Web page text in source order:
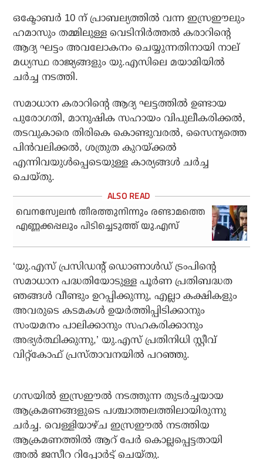
ഒക്ടോബർ 10 ന് പ്രാബല്യത്തിൽ വന്ന ഇസ്രഈലും
ഹമാസും തമ്മിലുള്ള വെടിനിർത്തൽ കരാറിന്റെ
ആദ്യ ഘട്ടം അവലോകനം ചെയ്യുന്നതിനായി നാല്
മധ്യസ്ഥ രാജ്യങ്ങളും യു.എസിലെ മയാമിയിൽ
ചർച്ച നടത്തി.
സമാധാന കരാറിന്റെ ആദ്യ ഘട്ടത്തിൽ ഉണ്ടായ
പുരോഗതി, മാനുഷിക സഹായം വിപുലീകരിക്കൽ,
തടവുകാരെ തിരികെ കൊണ്ടുവരൽ, സൈന്യത്തെ
പിൻവലിക്കൽ, ശത്രുത കുറയ്ക്കൽ
എന്നിവയുൾപ്പെടെയുള്ള കാര്യങ്ങൾ ചർച്ച
ചെയ്തു.
വെനസ്വേലൻ തീരത്തുനിന്നും രണ്ടാമത്തെ
എണ്ണക്കപ്പലും പിടിച്ചെടുത്ത് യു.എസ്
‘യു.എസ് പ്രസിഡന്റ് ഡൊണാൾഡ് ട്രംപിന്റെ
സമാധാന പദ്ധതിയോടുള്ള പൂർണ പ്രതിബദ്ധത
ഞങ്ങൾ വീണ്ടും ഉറപ്പിക്കുന്നു, എല്ലാ കക്ഷികളും
അവരുടെ കടമകൾ ഉയർത്തിപ്പിടിക്കാനും
സംയമനം പാലിക്കാനും സഹകരിക്കാനും
അഭ്യർത്ഥിക്കുന്നു,’ യു.എസ് പ്രതിനിധി സ്റ്റീവ്
വിറ്റ്കോഫ് പ്രസ്താവനയിൽ പറഞ്ഞു.
ഗസയിൽ ഇസ്രഈൽ നടത്തുന്ന തുടർച്ചയായ
ആക്രമണങ്ങളുടെ പശ്ചാത്തലത്തിലായിരുന്നു
ചർച്ച. വെള്ളിയാഴ്ച ഇസ്രഈൽ നടത്തിയ
ആക്രമണത്തിൽ ആറ് പേർ കൊല്ലപ്പെട്ടതായി
അൽ ജസീറ റിപ്പോർട്ട് ചെയ്‌തു.